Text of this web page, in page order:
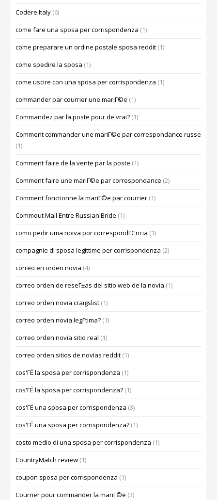
Codere Italy (6)
come fare una sposa per corrispondenza (1)
come preparare un ordine postale sposa reddit (1)
come spedire la sposa (1)
come uscire con una sposa per corrispondenza (1)
commander par courrier une mariГ©e (1)
Commandez par la poste pour de vrai? (1)
Comment commander une mariГ©e par correspondance russe
(1)
Comment faire de la vente par la poste (1)
Comment faire une mariГ©e par correspondance (2)
Comment fonctionne la mariГ©e par courrier (1)
Commout Mail Entre Russian Bride (1)
como pedir uma noiva por correspondГЄncia (1)
compagnie di sposa legittime per corrispondenza (2)
correo en orden novia (4)
correo orden de reseГ±as del sitio web de la novia (1)
correo orden novia craigslist (1)
correo orden novia legГ­tima? (1)
correo orden novia sitio real (1)
correo orden sitios de novias reddit (1)
cos'ГЁ la sposa per corrispondenza (1)
cos'ГЁ la sposa per corrispondenza? (1)
cos'ГЁ una sposa per corrispondenza (3)
cos'ГЁ una sposa per corrispondenza? (1)
costo medio di una sposa per corrispondenza (1)
CountryMatch review (1)
coupon sposa per corrispondenza (1)
Courrier pour commander la mariГ©e (3)